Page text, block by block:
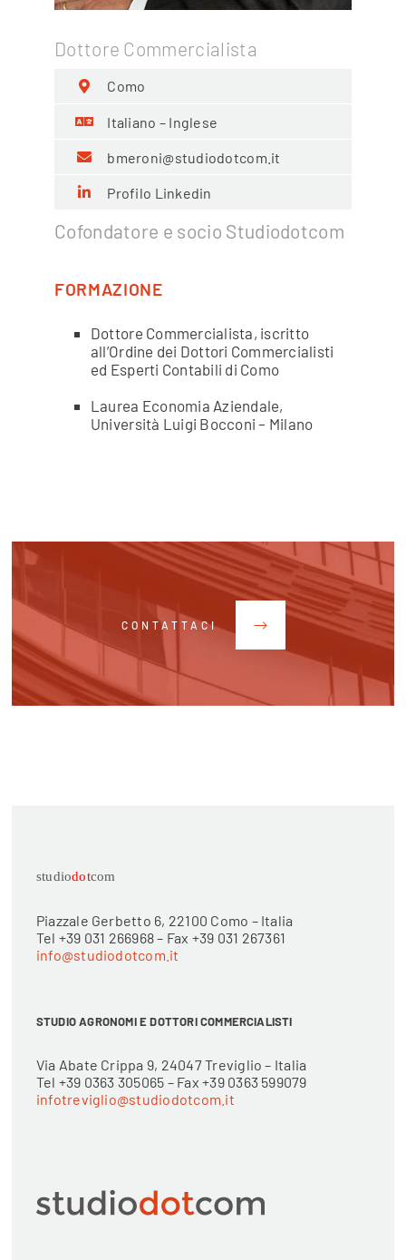
Dottore Commercialista
Como
Italiano – Inglese
bmeroni@studiodotcom.it
Profilo Linkedin
Cofondatore e socio Studiodotcom
FORMAZIONE
Dottore Commercialista, iscritto
all’Ordine dei Dottori Commercialisti
ed Esperti Contabili di Como
Laurea Economia Aziendale,
Università Luigi Bocconi – Milano
CONTATTACI
studiodotcom
Piazzale Gerbetto 6, 22100 Como – Italia
Tel +39 031 266968 – Fax +39 031 267361
info@studiodotcom.it
STUDIO AGRONOMI E DOTTORI COMMERCIALISTI
Via Abate Crippa 9, 24047 Treviglio – Italia
Tel +39 0363 305065 – Fax +39 0363 599079
infotreviglio@studiodotcom.it